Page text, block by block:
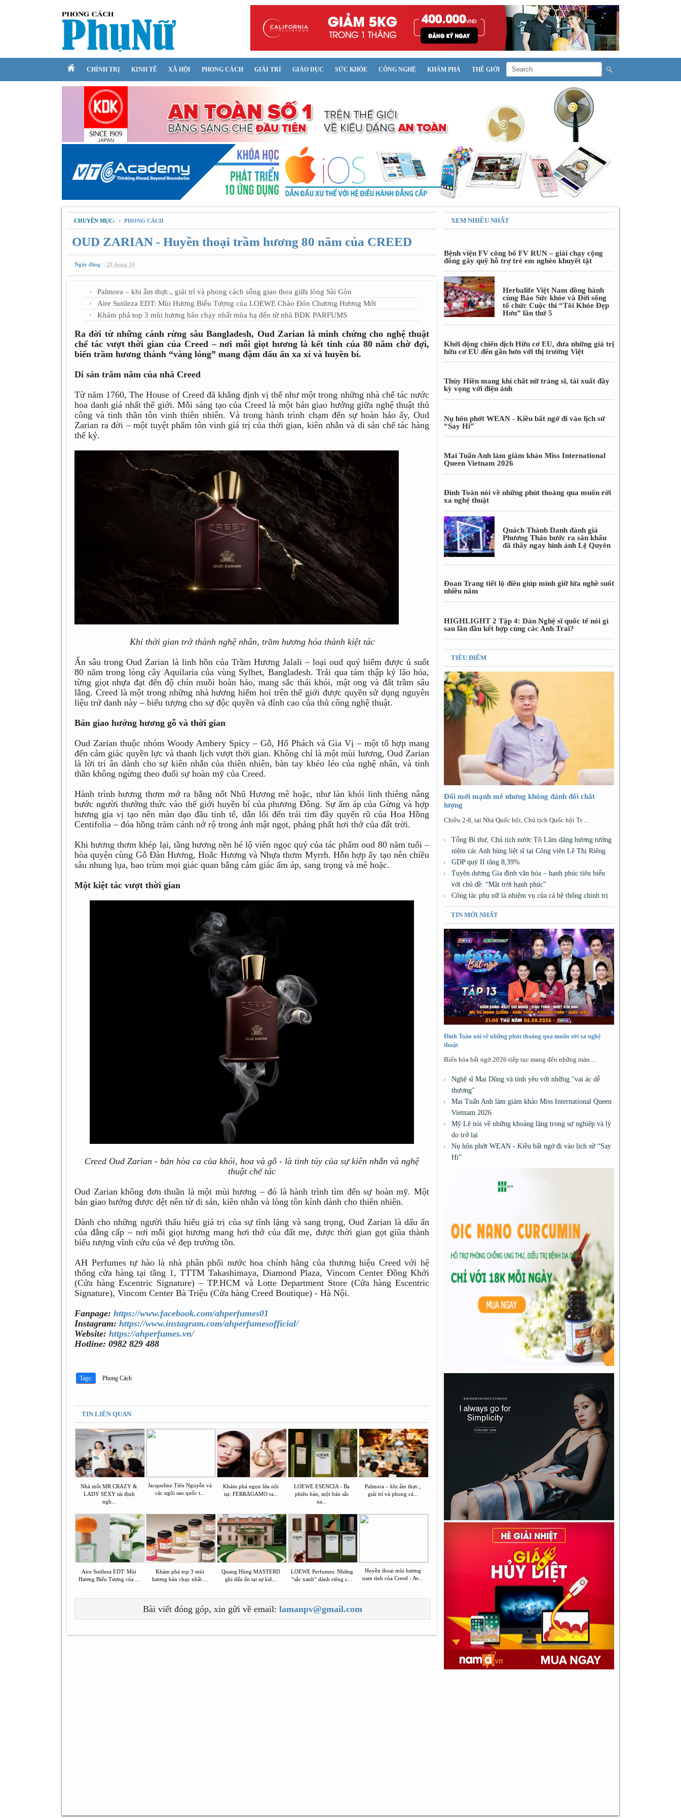
CHÍNH TRỊ KINH TẾ XÃ HỘI PHONG CÁCH GIẢI TRÍ GIÁO DỤC SỨC KHỎE CÔNG NGHỆ KHÁM PHÁ THẾ GIỚI
CHUYÊN MỤC: PHONG CÁCH
OUD ZARIAN - Huyền thoại trầm hương 80 năm của CREED
Ngày đăng: : 20 tháng 10
Palmora – khi ẩm thực., giải trí và phong cách sống giao thoa giữa lòng Sài Gòn
Aire Sutileza EDT: Mùi Hương Biểu Tượng của LOEWE Chào Đón Chương Hương Mới
Khám phá top 3 mùi hương bán chạy nhất mùa hạ đến từ nhà BDK PARFUMS
Ra đời từ những cánh rừng sâu Bangladesh, Oud Zarian là minh chứng cho nghệ thuật
chế tác vượt thời gian của Creed – nơi mỗi giọt hương là kết tinh của 80 năm chờ đợi,
biến trầm hương thành “vàng lỏng” mang đậm dấu ấn xa xỉ và huyền bí.
Di sản trăm năm của nhà Creed
Từ năm 1760, The House of Creed đã khẳng định vị thế như một trong những nhà chế tác nước
hoa danh giá nhất thế giới. Mỗi sáng tạo của Creed là một bản giao hưởng giữa nghệ thuật thủ
công và tinh thần tôn vinh thiên nhiên. Và trong hành trình chạm đến sự hoàn hảo ấy, Oud
Zarian ra đời – một tuyệt phẩm tôn vinh giá trị của thời gian, kiên nhẫn và di sản chế tác hàng
thế kỷ.
Khi thời gian trở thành nghệ nhân, trầm hương hóa thành kiệt tác
Ẩn sâu trong Oud Zarian là linh hồn của Trầm Hương Jalali – loại oud quý hiếm được ủ suốt
80 năm trong lòng cây Aquilaria của vùng Sylhet, Bangladesh. Trải qua tám thập kỷ lão hóa,
từng giọt nhựa đạt đến độ chín muồi hoàn hảo, mang sắc thái khói, mật ong và đất trầm sâu
lắng. Creed là một trong những nhà hương hiếm hoi trên thế giới được quyền sử dụng nguyên
liệu trứ danh này – biểu tượng cho sự độc quyền và đỉnh cao của thủ công nghệ thuật.
Bản giao hưởng hương gỗ và thời gian
Oud Zarian thuộc nhóm Woody Ambery Spicy – Gỗ, Hổ Phách và Gia Vị – một tổ hợp mang
đến cảm giác quyền lực và thanh lịch vượt thời gian. Không chỉ là một mùi hương, Oud Zarian
là lời tri ân dành cho sự kiên nhẫn của thiên nhiên, bàn tay khéo léo của nghệ nhân, và tinh
thần không ngừng theo đuổi sự hoàn mỹ của Creed.
Hành trình hương thơm mở ra bằng nốt Nhũ Hương mê hoặc, như làn khói linh thiêng nâng
bước người thưởng thức vào thế giới huyền bí của phương Đông. Sự ấm áp của Gừng và hợp
hương gia vị tạo nên màn dạo đầu tinh tế, dẫn lối đến trái tim đầy quyến rũ của Hoa Hồng
Centifolia – đóa hồng trăm cánh nở rộ trong ánh mật ngọt, phảng phất hơi thở của đất trời.
Khi hương thơm khép lại, tầng hương nền hé lộ viên ngọc quý của tác phẩm oud 80 năm tuổi –
hòa quyện cùng Gỗ Đàn Hương, Hoắc Hương và Nhựa thơm Myrrh. Hỗn hợp ấy tạo nên chiều
sâu nhung lụa, bao trùm mọi giác quan bằng cảm giác ấm áp, sang trọng và mê hoặc.
Một kiệt tác vượt thời gian
Creed Oud Zarian - bản hòa ca của khói, hoa và gỗ - là tinh túy của sự kiên nhẫn và nghệ
thuật chế tác
Oud Zarian không đơn thuần là một mùi hương – đó là hành trình tìm đến sự hoàn mỹ. Một
bản giao hưởng được dệt nên từ di sản, kiên nhẫn và lòng tôn kính dành cho thiên nhiên.
Dành cho những người thấu hiểu giá trị của sự tĩnh lặng và sang trọng, Oud Zarian là dấu ấn
của đẳng cấp – nơi mỗi giọt hương mang hơi thở của đất mẹ, được thời gian gọt giũa thành
biểu tượng vĩnh cửu của vẻ đẹp trường tồn.
AH Perfumes tự hào là nhà phân phối nước hoa chính hãng của thương hiệu Creed với hệ
thống cửa hàng tại tầng 1, TTTM Takashimaya, Diamond Plaza, Vincom Center Đồng Khởi
(Cửa hàng Escentric Signature) – TP.HCM và Lotte Department Store (Cửa hàng Escentric
Signature), Vincom Center Bà Triệu (Cửa hàng Creed Boutique) - Hà Nội.
Fanpage: https://www.facebook.com/ahperfumes01
Instagram: https://www.instagram.com/ahperfumesofficial/
Website: https://ahperfumes.vn/
Hotline: 0982 829 488
Tags: Phong Cách
TIN LIÊN QUAN
Nhà mốt MR CRAZY &
LADY SEXY tái định
ngh...
Jacqueline Tiên Nguyễn và
các ngôi sao quốc t...
Khám phá ngọn lửa nội
tại: FERRAGAMO ra...
LOEWE ESENCIA - Ba
phiên bản, một bản sắc
na...
Palmora – khi ẩm thực.,
giải trí và phong cá...
Aire Sutileza EDT: Mùi
Hương Biểu Tượng của ...
Khám phá top 3 mùi
hương bán chạy nhất ...
Quang Hùng MASTERD
ghi dấu ấn tại sự kiê...
LOEWE Perfumes: Những
“sắc xanh” dành riêng c...
Huyền thoại mùi hương
nam tính của Creed - Av...
Bài viết đóng góp, xin gửi về email: lamanpv@gmail.com
XEM NHIỀU NHẤT
Bệnh viện FV công bố FV RUN – giải chạy cộng
đồng gây quỹ hỗ trợ trẻ em nghèo khuyết tật
Herbalife Việt Nam đồng hành
cùng Báo Sức khỏe và Đời sống
tổ chức Cuộc thi “Tôi Khỏe Đẹp
Hơn” lần thứ 5
Khởi động chiến dịch Hữu cơ EU, đưa những giá trị
hữu cơ EU đến gần hơn với thị trường Việt
Thúy Hiền mang khí chất nữ tráng sĩ, tái xuất đầy
kỳ vọng với điện ảnh
Nụ hôn phớt WEAN - Kiều bất ngờ đi vào lịch sử
“Say Hi”
Mai Tuấn Anh làm giám khảo Miss International
Queen Vietnam 2026
Đình Toàn nói về những phút thoáng qua muốn rời
xa nghệ thuật
Quách Thành Danh đánh giá
Phương Thảo bước ra sân khấu
đã thấy ngay hình ảnh Lệ Quyên
Đoan Trang tiết lộ điều giúp mình giữ lửa nghề suốt
nhiều năm
HIGHLIGHT 2 Tập 4: Dàn Nghệ sĩ quốc tế nói gì
sau lần đầu kết hợp cùng các Anh Trai?
TIÊU ĐIỂM
Đổi mới mạnh mẽ nhưng không đánh đổi chất
lượng
Chiều 2-8, tại Nhà Quốc hội, Chủ tịch Quốc hội Tr ...
Tổng Bí thư, Chủ tịch nước Tô Lâm dâng hương tưởng
niệm các Anh hùng liệt sĩ tại Công viên Lê Thị Riêng
GDP quý II tăng 8,39%
Tuyên dương Gia đình văn hóa – hạnh phúc tiêu biểu
với chủ đề: “Mặt trời hạnh phúc”
Công tác phụ nữ là nhiệm vụ của cả hệ thống chính trị
TIN MỚI NHẤT
Đình Toàn nói về những phút thoáng qua muốn rời xa nghệ
thuật
Biến hóa bất ngờ 2026 tiếp tục mang đến những màn ...
Nghệ sĩ Mai Dũng và tình yêu với những "vai ác dễ
thương"
Mai Tuấn Anh làm giám khảo Miss International Queen
Vietnam 2026
Mỹ Lệ nói về những khoảng lặng trong sự nghiệp và lý
do trở lại
Nụ hôn phớt WEAN - Kiều bất ngờ đi vào lịch sử “Say
Hi”